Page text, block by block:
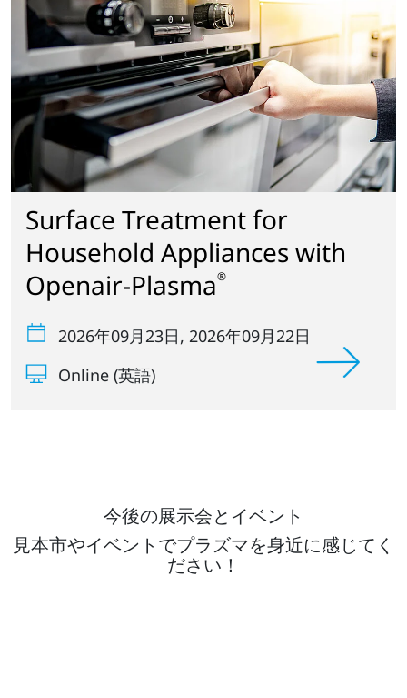
Surface Treatment for
Household Appliances with
Openair-Plasma®
2026年09月23日 , 2026年09月22日
Online (英語)
今後の展示会とイベント
見本市やイベントでプラズマを身近に感じてく
ださい！